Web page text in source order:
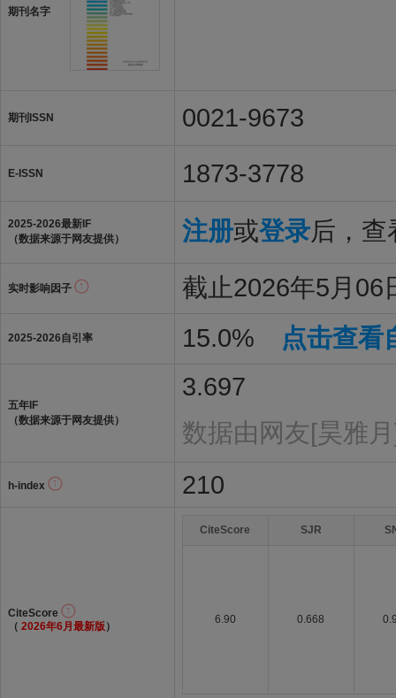
期刊名字
期刊ISSN 0021-9673
E-ISSN 1873-3778
2025-2026最新IF
（数据来源于网友提供）
注册或登录后，查
实时影响因子 截止2026年5月06
2025-2026自引率 15.0% 点击查看
五年IF
（数据来源于网友提供）
3.697
数据由网友[昊雅
h-index 210
CiteScore
（ 2026年6月最新版 ）
CiteScore SJR
6.90 0.668